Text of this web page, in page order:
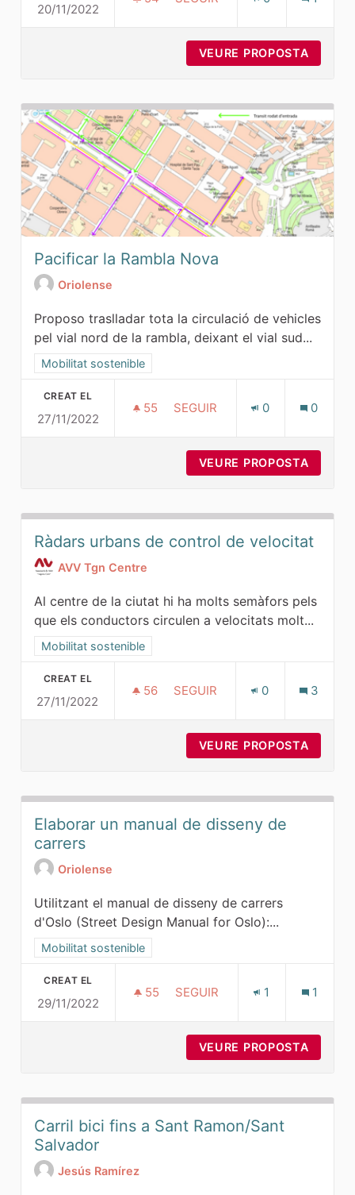
20/11/2022
VEURE PROPOSTA
Pacificar la Rambla Nova
Oriolense
Proposo traslladar tota la circulació de vehicles
pel vial nord de la rambla, deixant el vial sud...
Resultats al filtrar per la categoria: Mobilitat sostenible
Mobilitat sostenible
CREAT EL
27/11/2022
55 55 SEGUIDORES
SEGUIR 0 0
VEURE PROPOSTA
Ràdars urbans de control de velocitat
AVV Tgn Centre
Al centre de la ciutat hi ha molts semàfors pels
que els conductors circulen a velocitats molt...
Resultats al filtrar per la categoria: Mobilitat sostenible
Mobilitat sostenible
CREAT EL
27/11/2022
56 56 SEGUIDORES
SEGUIR 0 3
VEURE PROPOSTA
Elaborar un manual de disseny de
carrers
Oriolense
Utilitzant el manual de disseny de carrers
d'Oslo (Street Design Manual for Oslo):...
Resultats al filtrar per la categoria: Mobilitat sostenible
Mobilitat sostenible
CREAT EL
29/11/2022
55 55 SEGUIDORES
SEGUIR 1 1
VEURE PROPOSTA
Carril bici fins a Sant Ramon/Sant
Salvador
Jesús Ramírez